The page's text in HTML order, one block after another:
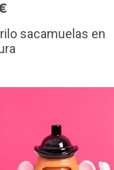
sacamuelas en